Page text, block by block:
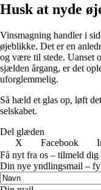
Husk at nyde
Vinsmagning handler i
øjeblikke. Det er en
og være til stede. Uanset
sjælden årgang, er det
uforglemmelig.
Så hæld et glas op, løft
selskabet.
Del glæden
X
Facebook
Få nyt fra os – tilmeld dig
Din nye yndlingsmail –